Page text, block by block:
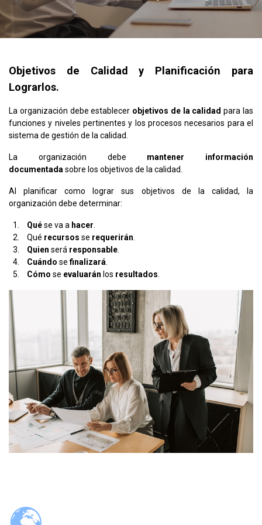
Objetivos de Calidad y Planificación para
Lograrlos.
La organización debe establecer objetivos de la calidad para las
funciones y niveles pertinentes y los procesos necesarios para el
sistema de gestión de la calidad.
La organización debe mantener información
documentada sobre los objetivos de la calidad.
Al planificar como lograr sus objetivos de la calidad, la
organización debe determinar:
Quése va a hacer
Qué recursos se requerirán
Quien será responsable
Cuándo sefinalizará
Cómo se evaluarán los resultados